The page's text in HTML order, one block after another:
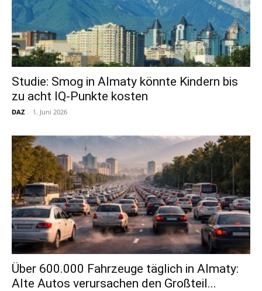
Studie: Smog in Almaty könnte Kindern bis
zu acht IQ-Punkte kosten
DAZ - 1. Juni 2026
Über 600.000 Fahrzeuge täglich in Almaty:
Alte Autos verursachen den Großteil...